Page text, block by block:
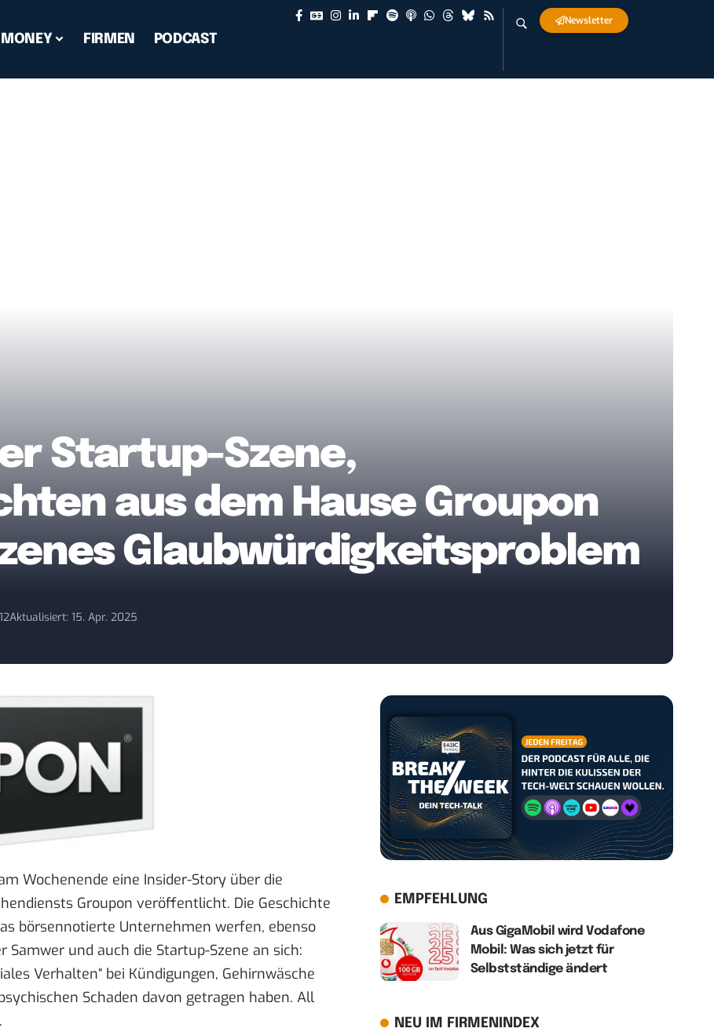
MONEY FIRMEN PODCAST
Newsletter
Startup-Szene,
aus dem Hause Groupon
Glaubwürdigkeitsproblem
Aktualisiert: 15. Apr. 2025
Wochenende eine Insider-Story über die
Groupon veröffentlicht. Die Geschichte
börsennotierte Unternehmen werfen, ebenso
und auch die Startup-Szene an sich:
Verhalten“ bei Kündigungen, Gehirnwäsche
Schaden davon getragen haben. All
EMPFEHLUNG
Aus GigaMobil wird Vodafone
Mobil: Was sich jetzt für
Selbstständige ändert
NEU IM FIRMENINDEX